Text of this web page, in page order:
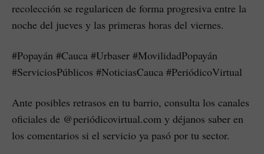
recolección se regularicen de forma progresiva entre la
noche del jueves y las primeras horas del viernes.
#Popayán #Cauca #Urbaser #MovilidadPopayán
#ServiciosPúblicos #NoticiasCauca #PeriódicoVirtual
Ante posibles retrasos en tu barrio, consulta los canales
oficiales de @periódicovirtual.com y déjanos saber en
los comentarios si el servicio ya pasó por tu sector.